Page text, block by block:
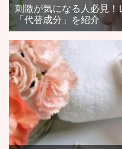
刺激が気になる人必見！
「代替成分」を紹介